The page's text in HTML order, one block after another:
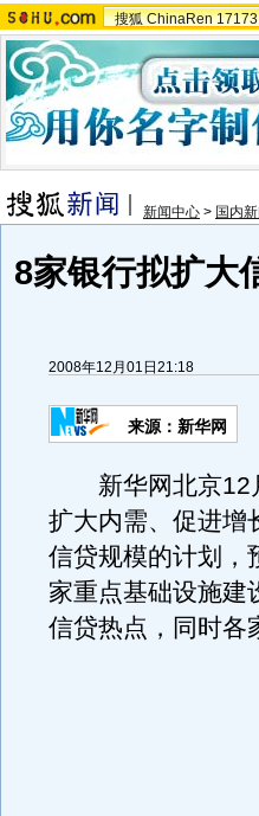
搜狐 ChinaRen 17173
新闻中心 > 国内
8家银行拟扩大
2008年12月01日21:18
来源：新华网
新华网北京12
扩大内需、促进增
信贷规模的计划，
家重点基础设施建
信贷热点，同时各